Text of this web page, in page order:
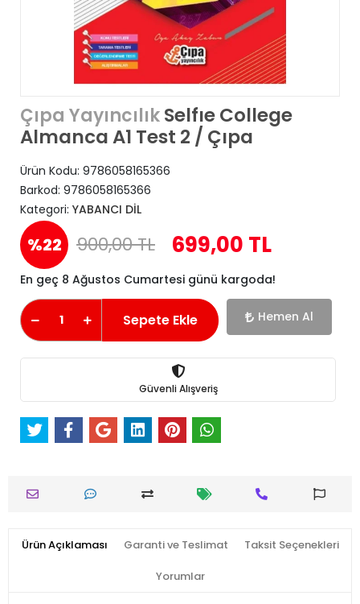
Çıpa YayıncılıkSelfıe College
Almanca A1 Test 2 / Çıpa
Ürün Kodu: 9786058165366
Barkod: 9786058165366
Kategori: YABANCI DİL
%22 900,00 TL 699,00 TL
En geç 8 Ağustos Cumartesi günü kargoda!
Sepete Ekle Hemen Al
Güvenli Alışveriş
Ürün Açıklaması Garanti ve Teslimat Taksit Seçenekleri
Yorumlar